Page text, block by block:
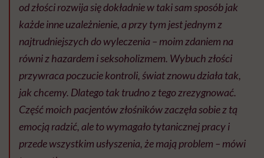
od złości rozwija się dokładnie w taki sam sposób jak
każde inne uzależnienie, a przy tym jest jednym z
najtrudniejszych do wyleczenia – moim zdaniem na
równi z hazardem i seksoholizmem. Wybuch złości
przywraca poczucie kontroli, świat znowu działa tak,
jak chcemy. Dlatego tak trudno z tego zrezygnować.
Część moich pacjentów złośników zaczęła sobie z tą
emocją radzić, ale to wymagało tytanicznej pracy i
przede wszystkim usłyszenia, że mają problem – mówi